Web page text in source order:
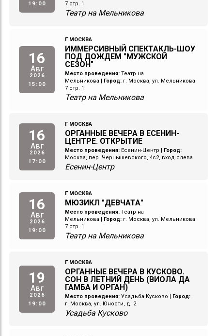
19:00 7 стр. 1
Театр на Мельникова
16
Авг
2026
15:00
Г МОСКВА
ИММЕРСИВНЫЙ СПЕКТАКЛЬ-ШОУ
ПОД ДОЖДЕМ "МУЖСКОЙ
СЕЗОН"
Место проведения: Театр на
Мельникова
Город: г. Москва, ул. Мельникова
7 стр. 1
Театр на Мельникова
16
Авг
2026
17:00
Г МОСКВА
ОРГАННЫЕ ВЕЧЕРА В ЕСЕНИН-
ЦЕНТРЕ. ОТКРЫТИЕ
Место проведения: Есенин-Центр
Город:
Москва, пер. Чернышевского, 4с2, вход слева
Есенин-Центр
16
Авг
2026
19:00
Г МОСКВА
МЮЗИКЛ "ДЕВЧАТА"
Место проведения: Театр на
Мельникова
Город: г. Москва, ул. Мельникова
7 стр. 1
Театр на Мельникова
19
Авг
2026
19:00
Г МОСКВА
ОРГАННЫЕ ВЕЧЕРА В КУСКОВО.
СОН В ЛЕТНИЙ ДЕНЬ (ВИОЛА ДА
ГАМБА И ОРГАН)
Место проведения: Усадьба Кусково
Город:
г. Москва, ул. Юности, д. 2
Усадьба Кусково